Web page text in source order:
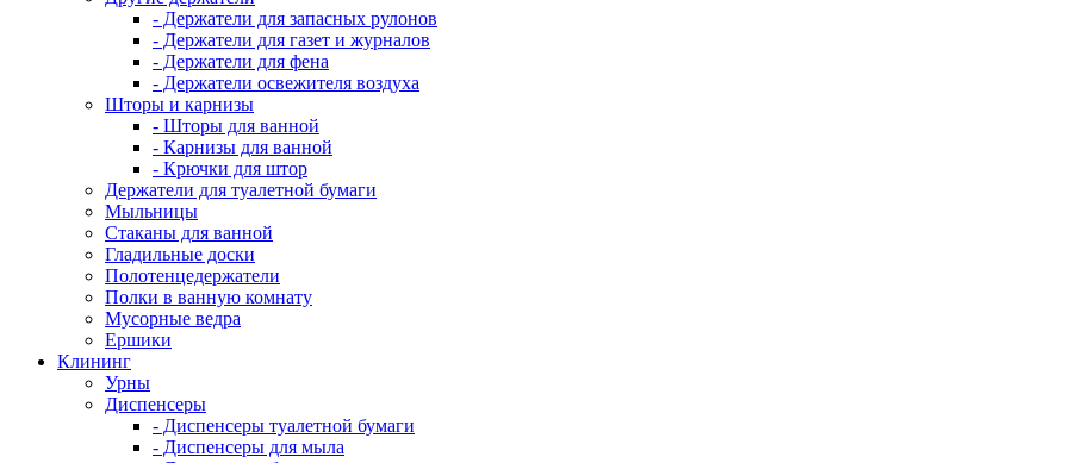
- Держатели для запасных рулонов
- Держатели для газет и журналов
- Держатели для фена
- Держатели освежителя воздуха
Шторы и карнизы
- Шторы для ванной
- Карнизы для ванной
- Крючки для штор
Держатели для туалетной бумаги
Мыльницы
Стаканы для ванной
Гладильные доски
Полотенцедержатели
Полки в ванную комнату
Мусорные ведра
Ершики
Клининг
Урны
Диспенсеры
- Диспенсеры туалетной бумаги
- Диспенсеры для мыла